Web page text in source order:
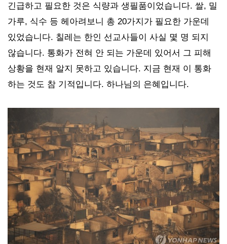
긴급하고 필요한 것은 식량과 생필품이었습니다. 쌀, 밀
가루, 식수 등 헤아려보니 총 20가지가 필요한 가운데
있었습니다. 칠레는 한인 선교사들이 사실 몇 명 되지
않습니다. 통화가 전혀 안 되는 가운데 있어서 그 피해
상황을 현재 알지 못하고 있습니다. 지금 현재 이 통화
하는 것도 참 기적입니다. 하나님의 은혜입니다.